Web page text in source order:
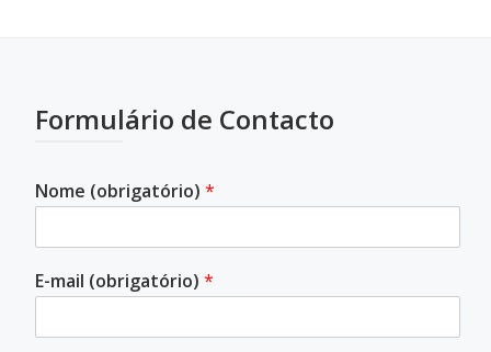
Formulário de Contacto
Nome (obrigatório) *
E-mail (obrigatório) *